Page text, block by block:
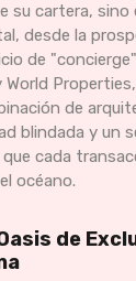
su cartera, sino
desde la
de
World
de
blindada y un
cada
océano.
de